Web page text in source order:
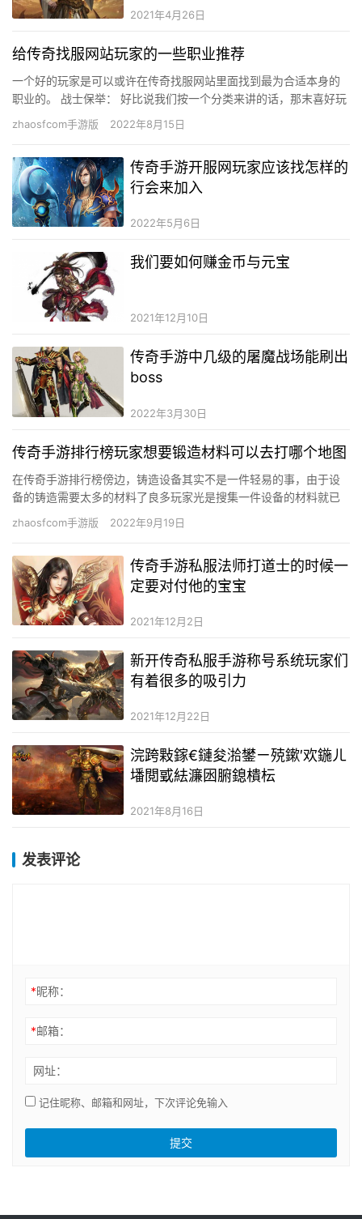
2021年4月26日
给传奇找服网站玩家的一些职业推荐
一个好的玩家是可以或许在传奇找服网站里面找到最为合适本身的
职业的。 战士保举： 好比说我们按一个分类来讲的话，那末喜好玩
近战的、喜好物理类进犯的玩家们，便可以首选战士，这是独一一
zhaosfcom手游版 2022年8月15日
传奇手游开服网玩家应该找怎样的
行会来加入
2022年5月6日
我们要如何赚金币与元宝
2021年12月10日
传奇手游中几级的屠魔战场能刷出
boss
2022年3月30日
传奇手游排行榜玩家想要锻造材料可以去打哪个地图
在传奇手游排行榜傍边，铸造设备其实不是一件轻易的事，由于设
备的铸造需要太多的材料了良多玩家光是搜集一件设备的材料就已
花去了年夜量的工夫。在这个方面比力保举，玩家们可以选择的去
zhaosfcom手游版 2022年9月19日
传奇手游私服法师打道士的时候一
定要对付他的宝宝
2021年12月2日
新开传奇私服手游称号系统玩家们
有着很多的吸引力
2021年12月22日
浣跨敤鎵€鏈夋湁鐢ㄧ殑鏉′欢鍦ㄦ
墦閲戜紶濂囦腑鎴樻枟
2021年8月16日
发表评论
*昵称：
*邮箱：
网址：
记住昵称、邮箱和网址，下次评论免输入